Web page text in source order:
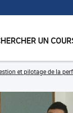
UN
et pilotage de la